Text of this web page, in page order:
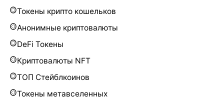
Токены крипто кошельков
Анонимные криптовалюты
DeFi Токены
Криптовалюты NFT
ТОП Стейблкоинов
Токены метавселенных